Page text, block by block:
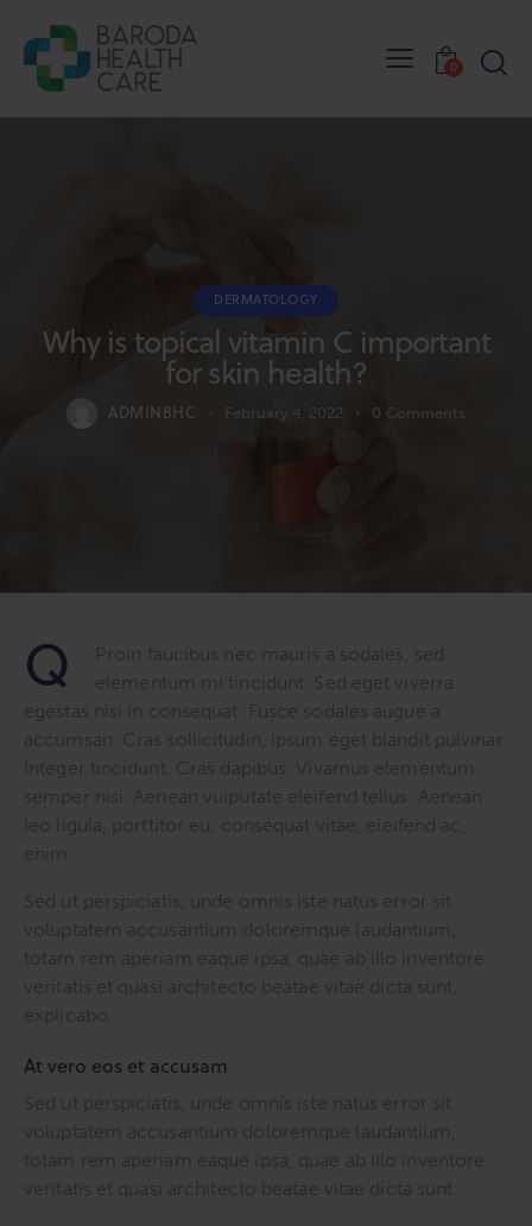
0
DERMATOLOGY
Why is topical vitamin C important
for skin health?
ADMINBHC February 4, 2022 0 Comments
Q
Proin faucibus nec mauris a sodales, sed
elementum mi tincidunt. Sed eget viverra
egestas nisi in consequat. Fusce sodales augue a
accumsan. Cras sollicitudin, ipsum eget blandit pulvinar.
Integer tincidunt. Cras dapibus. Vivamus elementum
semper nisi. Aenean vulputate eleifend tellus. Aenean
leo ligula, porttitor eu, consequat vitae, eleifend ac,
enim.
Sed ut perspiciatis, unde omnis iste natus error sit
voluptatem accusantium doloremque laudantium,
totam rem aperiam eaque ipsa, quae ab illo inventore
veritatis et quasi architecto beatae vitae dicta sunt,
explicabo.
At vero eos et accusam
Sed ut perspiciatis, unde omnis iste natus error sit
voluptatem accusantium doloremque laudantium,
totam rem aperiam eaque ipsa, quae ab illo inventore
veritatis et quasi architecto beatae vitae dicta sunt.